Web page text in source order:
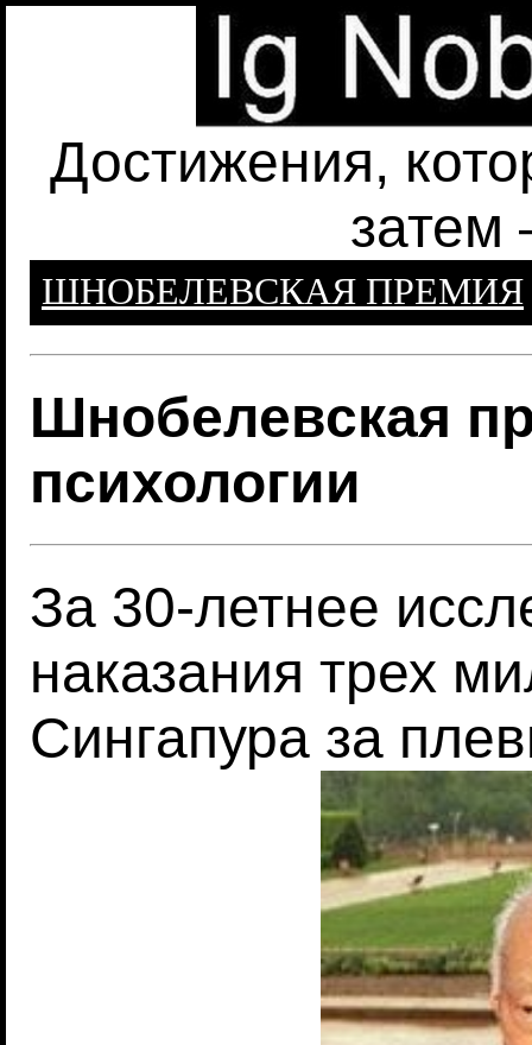
Достижения,
затем
ШНОБЕЛЕВСКАЯ ПРЕМИЯ
Шнобелевская
психологии
За 30-летнее
наказания трех
Сингапура за